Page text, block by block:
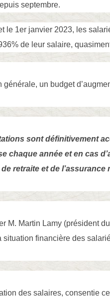
septembre.
le 1er janvier 2023, les
de leur salaire,
générale, un budget
sont définitivement
chaque année et en cas
retraite et de
M. Martin Lamy (président
financière des
des salaires, consentie